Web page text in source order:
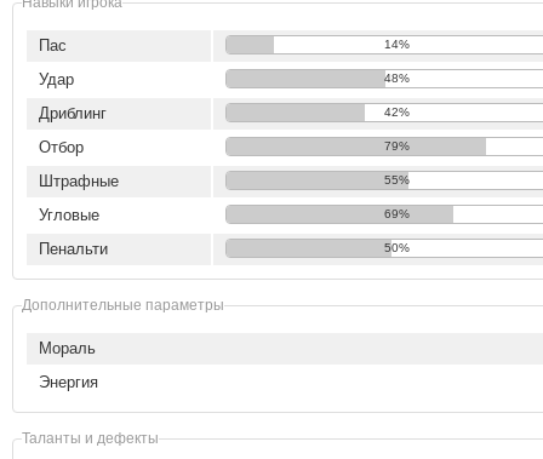
Пас 14%
Удар 48%
Дриблинг 42%
Отбор 79%
Штрафные 55%
Угловые 69%
Пенальти 50%
Дополнительные параметры
Мораль
Энергия
Таланты и дефекты